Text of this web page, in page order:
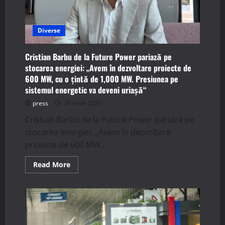
Diverse
Cristian Barbu de la Future Power pariază pe
stocarea energiei: „Avem în dezvoltare proiecte de
600 MW, cu o ţintă de 1,000 MW. Presiunea pe
sistemul energetic va deveni uriaşă“
press 24 iunie 2025
Cristian Barbu de la Future Power pariază pe
stocarea energiei: „Avem în dezvoltare
proiecte de 600 MW,...
Read MoreRead
more
Barbu
de
la
Future
Power